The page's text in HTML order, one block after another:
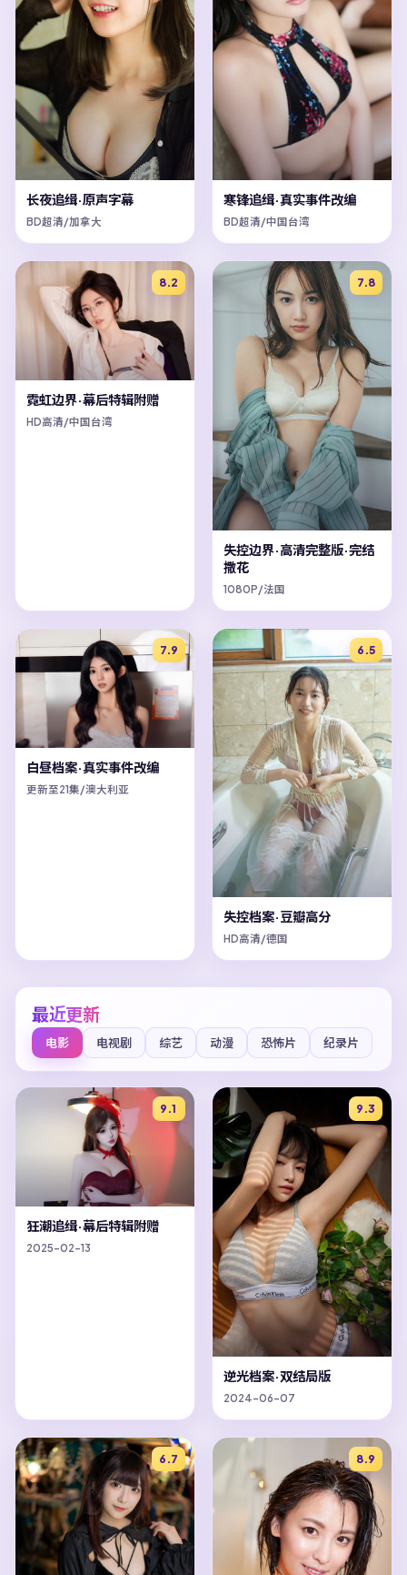
长夜追缉·原声字幕
BD超清/加拿大
寒锋追缉·真实事件改编
BD超清/中国台湾
8.2
霓虹边界·幕后特辑附赠
HD高清/中国台湾
7.8
失控边界·高清完整版·完结
撒花
1080P/法国
7.9
白昼档案·真实事件改编
更新至21集/澳大利亚
6.5
失控档案·豆瓣高分
HD高清/德国
最近更新
电影 电视剧 综艺 动漫 恐怖片 纪录片
9.1
狂潮追缉·幕后特辑附赠
2025-02-13
9.3
逆光档案·双结局版
2024-06-07
6.7 8.9